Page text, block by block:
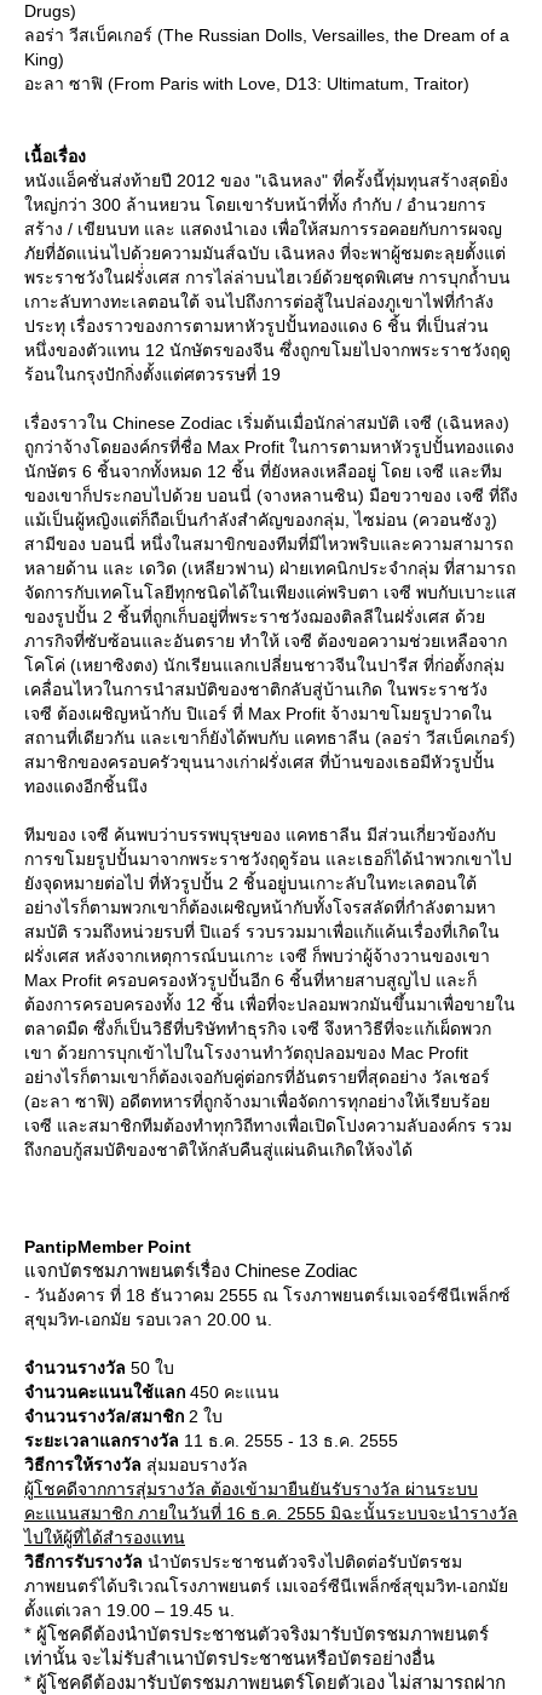
Drugs)
ลอร่า วีสเบ็คเกอร์ (The Russian Dolls, Versailles, the Dream of a
King)
อะลา ซาฟิ (From Paris with Love, D13: Ultimatum, Traitor)
เนื้อเรื่อง
หนังแอ็คชั่นส่งท้ายปี 2012 ของ "เฉินหลง" ที่ครั้งนี้ทุ่มทุนสร้างสุดยิ่ง
หญ่กว่า 300 ล้านหยวน โดยเขารับหน้าที่ทั้ง กำกับ / อำนวยการ
สร้าง / เขียนบท และ แสดงนำเอง เพื่อให้สมการรอคอยกับการผจญ
ภัยที่อัดแน่นไปด้วยความมันส์ฉบับ เฉินหลง ที่จะพาผู้ชมตะลุยตั้งแต่
พระราชวังในฝรั่่งเศส การไล่ล่าบนไฮเวย์ด้วยชุดพิเศษ การบุกถ้ำบน
เกาะลับทางทะเลตอนใต้ จนไปถึงการต่อสู้ในปล่องภูเขาไฟที่กำลัง
ประทุ เรื่องราวของการตามหาหัวรูปปั้นทองแดง 6 ชิ้น ที่เป็นส่วน
หนึ่งของตัวแทน 12 นักษัตรของจีน ซึ่งถูกขโมยไปจากพระราชวังฤดู
ร้อนในกรุงปักกิ่งตั้งแต่ศตวรรษที่ 19
เรื่องราวใน Chinese Zodiac เริ่มต้นเมื่อนักล่าสมบัติ เจซี (เฉินหลง)
ถูกว่าจ้างโดยองค์กรที่ชื่อ Max Profit ในการตามหาหัวรูปปั้นทองแดง
นักษัตร 6 ชิ้นจากทั้งหมด 12 ชิ้น ที่ยังหลงเหลืออยู่ โดย เจซี และทีม
ของเขาก็ประกอบไปด้วย บอนนี่ (จางหลานซิน) มือขวาของ เจซี ที่ถึง
ม้เป็นผู้หญิงแต่ก็ถือเป็นกำลังสำคัญของกลุ่ม, ไซม่อน (ควอนซังวู)
สามีของ บอนนี่ หนึ่งในสมาขิกของทีมที่มีไหวพริบและความสามารถ
หลายด้าน และ เดวิด (เหลียวฟาน) ฝ่ายเทคนิกประจำกลุ่ม ที่สามารถ
จัดการกับเทคโนโลยีทุกชนิดได้ในเพียงแค่พริบตา เจซี พบกับเบาะแส
ของรูปปั้น 2 ชิ้นที่ถูกเก็บอยู่ที่พระราชวังฌองติลลีในฝรั่งเศส ด้ว
ภารกิจที่ซับซ้อนและอันตราย ทำให้ เจซี ต้องขอความช่วยเหลือจาก
คโค่ (เหยาซิงตง) นักเรียนแลกเปลี่ยนชาวจีนในปารีส ที่ก่อตั้งกลุ่ม
เคลื่อนไหวในการนำสมบัติของชาติกลับสู่บ้านเกิด ในพระราชวัง
เจซี ต้องเผชิญหน้ากับ ปิแอร์ ที่ Max Profit จ้างมาขโมยรูปวาดใน
สถานที่เดียวกัน และเขาก็ยังได้พบกับ แคทธาลีน (ลอร่า วีสเบ็คเกอร์)
สมาชิกของครอบครัวขุนนางเก่าฝรั่งเศส ที่บ้านของเธอมีหัวรูปปั้น
ทองแดงอีกชิ้นนึง
ทีมของ เจซี ค้นพบว่าบรรพบุรุษของ แคทธาลีน มีส่วนเกี่ยวข้องกับ
การขโมยรูปปั้นมาจากพระราชวังฤดูร้อน และเธอก็ได้นำพวกเขาไป
ังจุดหมายต่อไป ที่หัวรูปปั้น 2 ชิ้นอยู่บนเกาะลับในทะเลตอนใต้
อย่างไรก็ตามพวกเขาก็ต้องเผชิญหน้ากับทั้งโจรสลัดที่กำลังตามหา
สมบัติ รวมถึงหน่วยรบที่ ปิแอร์ รวบรวมมาเพื่อแก้แค้นเรื่องที่เกิดใน
ฝรั่งเศส หลังจากเหตุการณ์บนเกาะ เจซี ก็พบว่าผู้จ้างวานของเขา
Max Profit ครอบครองหัวรูปปั้นอีก 6 ชิ้นที่หายสาบสูญไป และก็
ต้องการครอบครองทั้ง 12 ชิ้น เพื่อที่จะปลอมพวกมันขึ้นมาเพื่อขายใน
ตลาดมืด ซึ่งก็เป็นวิธีที่บริษัททำธุรกิจ เจซี จึงหาวิธีที่จะแก้เผ็ดพวก
เขา ด้วยการบุกเข้าไปในโรงงานทำวัตถุปลอมของ Mac Profit
อย่างไรก็ตามเขาก็ต้องเจอกับคู่ต่อกรที่อันตรายที่สุดอย่าง วัลเชอร์
(อะลา ซาฟิ) อดีตทหารที่ถูกจ้างมาเพื่อจัดการทุกอย่างให้เรียบร้อ
เจซี และสมาชิกทีมต้องทำทุกวิถีทางเพื่อเปิดโปงความลับองค์กร รวม
ถึงกอบกู้สมบัติของชาติให้กลับคืนสู่แผ่นดินเกิดให้จงได้
PantipMember Point
จกบัตรชมภาพยนตร์เรื่อง Chinese Zodiac
- วันอังคาร ที่ 18 ธันวาคม 2555 ณ โรงภาพยนตร์เมเจอร์ซีนีเพล็กซ์
สุขุมวิท-เอกมัย รอบเวลา 20.00 น.
จำนวนรางวัล 50 ใบ
จำนวนคะแนนใช้แลก 450 คะแนน
จำนวนรางวัล/สมาชิก 2 ใบ
ระยะเวลาแลกรางวัล 11 ธ.ค. 2555 - 13 ธ.ค. 2555
วิธีการให้รางวัล สุ่มมอบรางวัล
ผู้โชคดีจากการสุ่มรางวัล ต้องเข้ามายืนยันรับรางวัล ผ่านระบบ
คะแนนสมาชิก ภายในวันที่ 16 ธ.ค. 2555 มิฉะนั้นระบบจะนำรางวัล
ไปให้ผู้ที่ได้สำรองแทน
วิธีการรับรางวัล นำบัตรประชาชนตัวจริงไปติดต่อรับบัตรชม
ภาพยนตร์ได้บริเวณโรงภาพยนตร์ เมเจอร์ซีนีเพล็กซ์สุขุมวิท-เอกมั
ตั้งแต่เวลา 19.00 – 19.45 น.
* ผู้โชคดีต้องนำบัตรประชาชนตัวจริงมารับบัตรชมภาพยนตร์
เท่านั้น จะไม่รับสำเนาบัตรประชาชนหรือบัตรอย่างอื่น
* ผู้โชคดีต้องมารับบัตรชมภาพยนตร์โดยตัวเอง ไม่สามารถฝาก